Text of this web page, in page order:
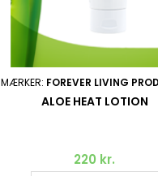
MÆRKER: FOREVER LIVING
ALOE HEAT LOTION
220 kr.